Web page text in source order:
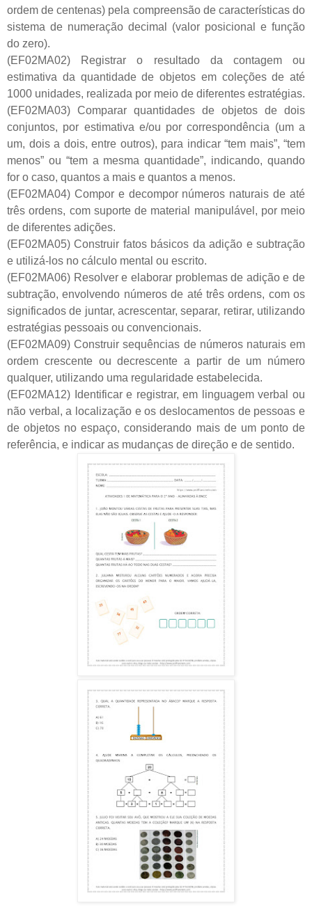
ordem de centenas) pela compreensão de características do
sistema de numeração decimal (valor posicional e função
do zero).
(EF02MA02) Registrar o resultado da contagem ou
estimativa da quantidade de objetos em coleções de até
1000 unidades, realizada por meio de diferentes estratégias.
(EF02MA03) Comparar quantidades de objetos de dois
conjuntos, por estimativa e/ou por correspondência (um a
um, dois a dois, entre outros), para indicar “tem mais”, “tem
menos” ou “tem a mesma quantidade”, indicando, quando
for o caso, quantos a mais e quantos a menos.
(EF02MA04) Compor e decompor números naturais de até
três ordens, com suporte de material manipulável, por meio
de diferentes adições.
(EF02MA05) Construir fatos básicos da adição e subtração
e utilizá-los no cálculo mental ou escrito.
(EF02MA06) Resolver e elaborar problemas de adição e de
subtração, envolvendo números de até três ordens, com os
significados de juntar, acrescentar, separar, retirar, utilizando
estratégias pessoais ou convencionais.
(EF02MA09) Construir sequências de números naturais em
ordem crescente ou decrescente a partir de um número
qualquer, utilizando uma regularidade estabelecida.
(EF02MA12) Identificar e registrar, em linguagem verbal ou
não verbal, a localização e os deslocamentos de pessoas e
de objetos no espaço, considerando mais de um ponto de
referência, e indicar as mudanças de direção e de sentido.